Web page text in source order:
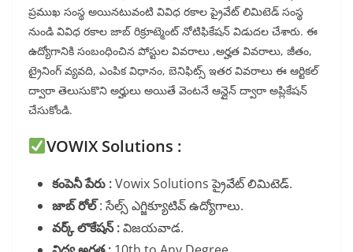
ప్రముఖ సంస్థ అయినటువంటి వివిధ రకాల ప్రైవేట్ లిమిటెడ్ సంస్థ
నుండి వివిధ రకాల జాబ్ రిక్రూట్మెంట్ నోటిఫికేషన్ విడుదల చేశారు. ఈ
ఉద్యోగానికి సంబంధించిన పోస్టుల వివరాలు ,అర్హత వివరాలు, జీతం,
ట్రైనింగ్ వ్యవది, ఎంపిక విధానం, బెనిఫిట్స్ ఇతర వివరాలు ఈ ఆర్టికల్
ద్వారా తెలుసుకొని అర్హులు అయితే వెంటనే ఆన్లైన్ ద్వారా అప్లికేషన్
చేసుకోండి.
VOWIX Solutions :
కంపెనీ పేరు :Vowix Solutions ప్రైవేట్ లిమిటెడ్.
జాబ్ రోల్: సేల్స్ ఎగ్జిక్యూటివ్ ఉద్యోగాలు.
వర్క్ లొకేషన్ :విజయవాడ.